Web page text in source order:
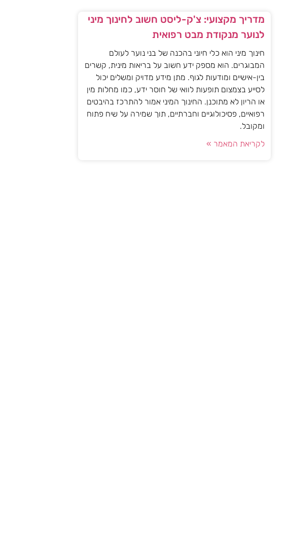
מדריך מקצועי: צ'ק-ליסט חשוב לחינוך מיני
לנוער מנקודת מבט רפואית
חינוך מיני הוא כלי חיוני בהכנה של בני נוער לעולם
המבוגרים. הוא מספק ידע חשוב על בריאות מינית, קשרים
בין-אישיים ומודעות לגוף. מתן מידע מדויק ומשלים יכול
לסייע בצמצום תופעות לוואי של חוסר ידע, כמו מחלות מין
או הריון לא מתוכנן. החינוך המיני אמור להתרכז בהיבטים
רפואיים, פסיכולוגיים וחברתיים, תוך שמירה על שיח פתוח
ומקובל.
לקריאת המאמר »